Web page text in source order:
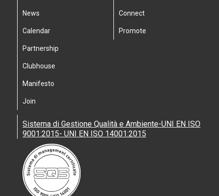
News
Calendar
Partnership
Clubhouse
Manifesto
Join
Connect
Promote
Sistema di Gestione Qualità e Ambiente-UNI EN ISO
9001:2015- UNI EN ISO 14001:2015